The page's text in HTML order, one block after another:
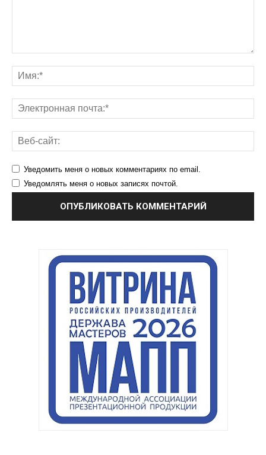
Уведомить меня о новых комментариях по email.
Уведомлять меня о новых записях почтой.